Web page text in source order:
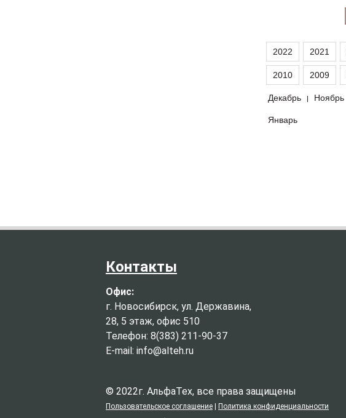
2022 2021
2010 2009
Декабрь Ноябрь
Январь
Контакты
Офис:
г. Новосибирск, ул. Державина,
28, 5 этаж, офис 510
Телефон: 8(383) 211-90-37
E-mail: info@alteh.ru
© 2022г. АльфаТех, все права защищены
Пользовательское соглашение
Политика конфиденциальности